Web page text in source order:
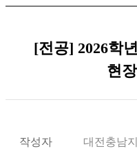
[전공] 2026학
현
작성자 대전충남